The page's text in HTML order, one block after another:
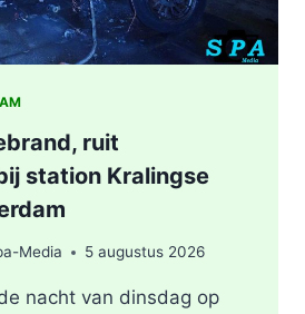
ruit
station Kralingse
Media 5 augustus 2026
nacht van dinsdag op